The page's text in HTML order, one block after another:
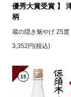
優秀大賞受賞 】
柄
蔵の隠き魅やげ 25
3,352円(税込)
15